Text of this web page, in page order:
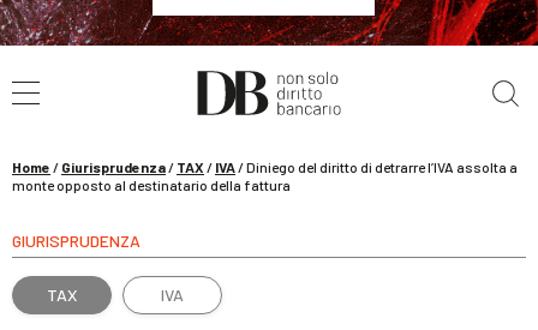
WEBINAR / 17 settembre
La governance dell’Intelligenza Artificiale
Home / Giurisprudenza/ TAX / IVA/Diniego del diritto di detrarre l’IVA assolta a
monte opposto al destinatario della fattura
GIURISPRUDENZA
TAX IVA